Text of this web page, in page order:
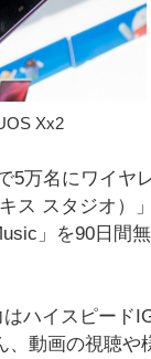
Xx2
5万名にワイヤ
ス スタジオ）
」を90日間
ハイスピード
動画の視聴や